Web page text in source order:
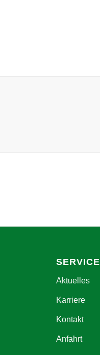
SERVICE
Aktuelles
Karriere
Kontakt
Anfahrt